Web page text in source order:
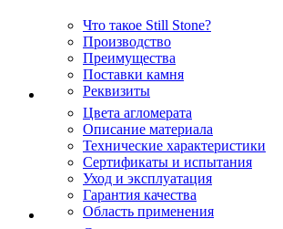
Что такое Still Stone?
Производство
Преимущества
Поставки камня
Реквизиты
Цвета агломерата
Описание материала
Технические характеристики
Сертификаты и испытания
Уход и эксплуатация
Гарантия качества
Область применения